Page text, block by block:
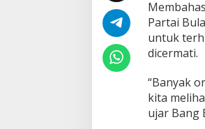
Partai
untuk
dicermati.
“Banyak
kita
ujar Bang